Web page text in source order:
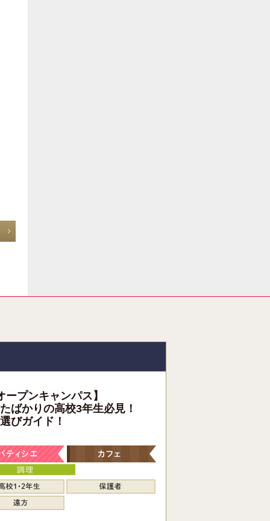
プンキャンパス】
ばかりの高校3年生必見！
びガイド！